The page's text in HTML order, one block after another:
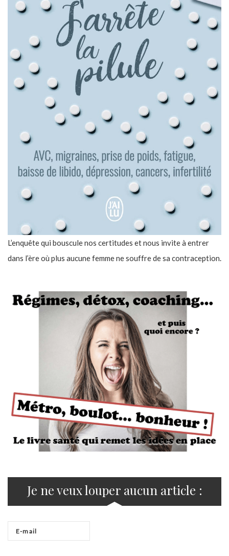
L’enquête qui bouscule nos certitudes et nous invite à entrer
dans l’ère où plus aucune femme ne souffre de sa contraception.
Je ne veux louper aucun article :